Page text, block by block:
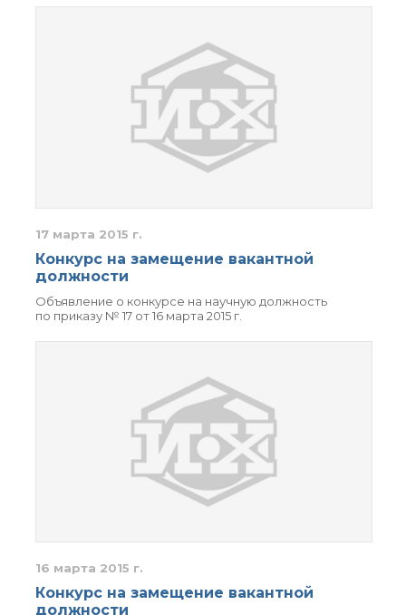
17 марта 2015 г.
Конкурс на замещение вакантной
должности
Объявление о конкурсе на научную должность
по приказу № 17 от 16 марта 2015 г.
16 марта 2015 г.
Конкурс на замещение вакантной
должности